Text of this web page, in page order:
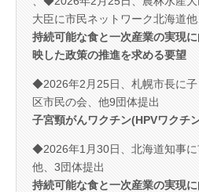
大臣に市民ネットワーク北海道
持続可能な食と一次産業の実現
映した政策の推進を求める要望
◆2026年2月25日、札幌市長に
区市民の会、他9団体提出
子宮頸がんワクチン(HPVワクチ
◆2026年1月30日、北海道知事
他、3団体提出
持続可能な食と一次産業の実現